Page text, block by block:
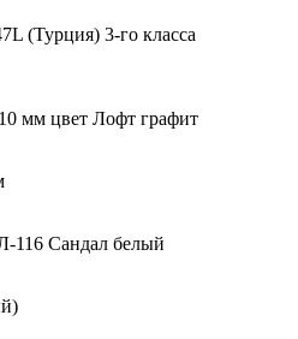
(Турция) 3-го класса
мм цвет Лофт графит
Сандал белый